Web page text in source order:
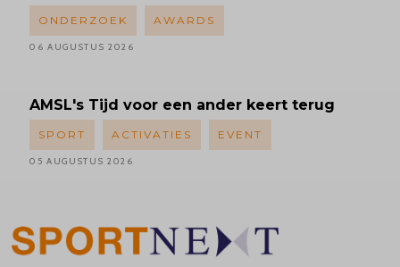
ONDERZOEK AWARDS
06 AUGUSTUS 2026
AMSL's Tijd voor een ander keert terug
SPORT ACTIVATIES EVENT
05 AUGUSTUS 2026